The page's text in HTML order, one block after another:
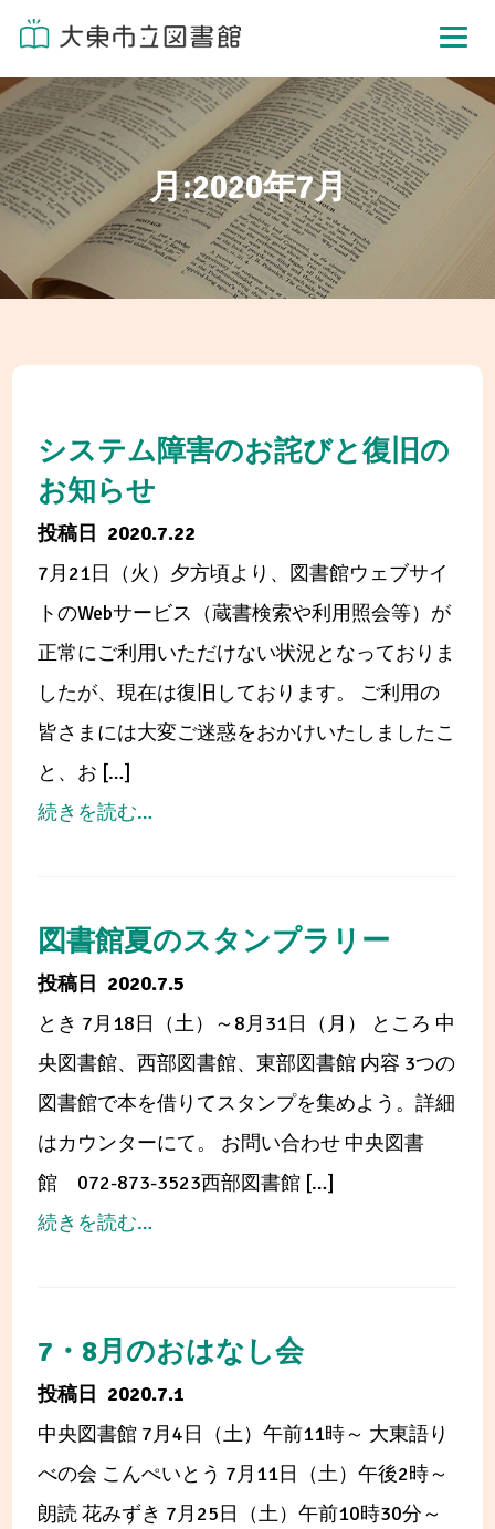
月:2020年7月
システム障害のお詫びと復旧の
お知らせ
2020.7.22
7月21日（火）夕方頃より、図書館ウェブサイ
トのWebサービス（蔵書検索や利用照会等）が
正常にご利用いただけない状況となっておりま
したが、現在は復旧しております。 ご利用の
皆さまには大変ご迷惑をおかけいたしましたこ
と、お […]
続きを読む…from
テ
障
害
の
の
お
知
ら
図書館夏のスタンプラリー
2020.7.5
とき 7月18日（土）～8月31日（月） ところ 中
央図書館、西部図書館、東部図書館 内容 3つの
図書館で本を借りてスタンプを集めよう。詳細
はカウンターにて。 お問い合わせ 中央図書
館 072-873-3523西部図書館 […]
続きを読む…from
館
の
タ
7・8月のおはなし会
2020.7.1
中央図書館 7月4日（土）午前11時～ 大東語り
べの会 こんぺいとう 7月11日（土）午後2時～
朗読 花みずき 7月25日（土）午前10時30分～